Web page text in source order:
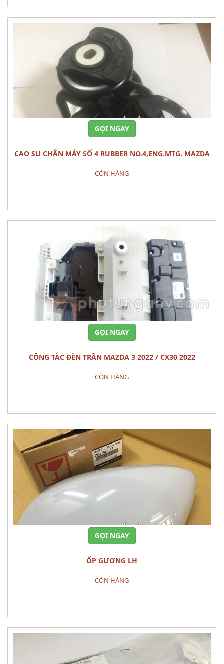
GỌI NGAY
CAO SU CHÂN MÁY SỐ 4 RUBBER NO.4,ENG.MTG. MAZDA
CÒN HÀNG
GỌI NGAY
CÔNG TẮC ĐÈN TRẦN MAZDA 3 2022 / CX30 2022
CÒN HÀNG
GỌI NGAY
ỐP GƯƠNG LH
CÒN HÀNG